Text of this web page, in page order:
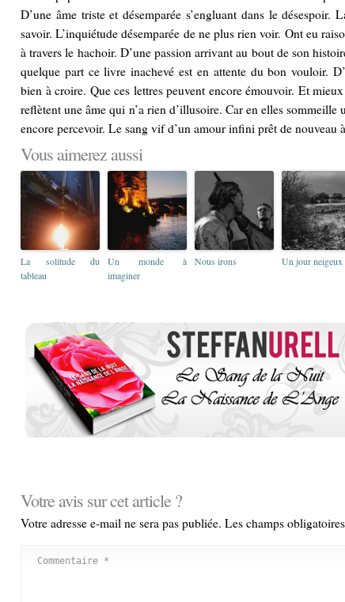
D’une âme triste et désemparée s’engluant dans le désespoir.
savoir. L’inquiétude désemparée de ne plus rien voir. Ont eu
à travers le hachoir. D’une passion arrivant au bout de son
quelque part ce livre inachevé est en attente du bon vouloir.
bien à croire. Que ces lettres peuvent encore émouvoir. Et
reflètent une âme qui n’a rien d’illusoire. Car en elles sommeille
encore percevoir. Le sang vif d’un amour infini prêt de nouveau
Vous aimerez aussi
La solitude du
tableau
Un monde à
imaginer
Nous irons Un jour neigeux
Votre avis sur cet article ?
Votre adresse e-mail ne sera pas publiée. Les champs